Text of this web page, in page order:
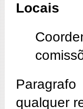
Locais
qualquer